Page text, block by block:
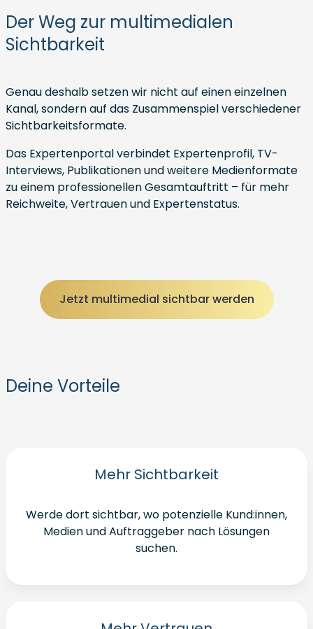
Der Weg zur multimedialen
Sichtbarkeit
Genau deshalb setzen wir nicht auf einen einzelnen
Kanal, sondern auf das Zusammenspiel verschiedener
Sichtbarkeitsformate.
Das Expertenportal verbindet Expertenprofil, TV-
Interviews, Publikationen und weitere Medienformate
zu einem professionellen Gesamtauftritt – für mehr
Reichweite, Vertrauen und Expertenstatus.
Jetzt multimedial sichtbar werden
Deine Vorteile
Mehr Sichtbarkeit
Werde dort sichtbar, wo potenzielle Kund:innen,
Medien und Auftraggeber nach Lösungen
suchen.